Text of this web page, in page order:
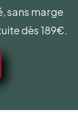
sans marge
dès 189€.